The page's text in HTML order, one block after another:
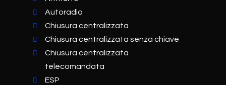
Autoradio
Chiusura centralizzata
Chiusura centralizzata senza chiave
Chiusura centralizzata
telecomandata
ESP